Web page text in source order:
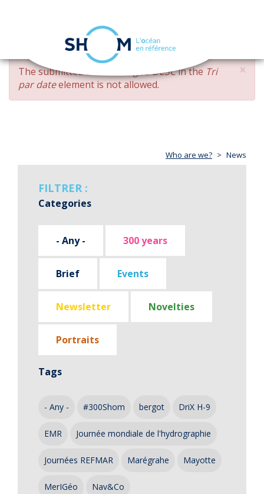
Skip
main
content
navigation
×
ERROR
MESSAGE
The submitted value changed DESCin the Tri
par dateelement is not allowed.
Who are we? News
FILTRER :
Categories
- Any - 300 years
Brief Events
Newsletter Novelties
Portraits
Tags
- Any - #300Shom bergot DriX H-9
EMR Journée mondiale de l'hydrographie
Journées REFMAR Marégrahe Mayotte
MerIGéo Nav&Co